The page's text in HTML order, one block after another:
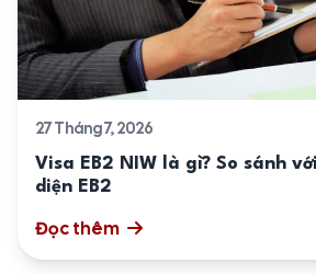
27 Tháng 7, 2026
Visa EB2 NIW là gì? So sánh
diện EB2
Đọc thêm